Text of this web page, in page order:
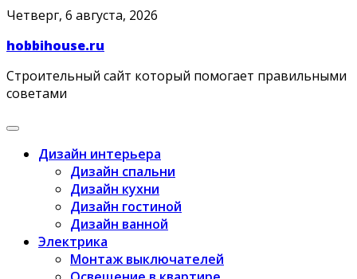
Skip
content
Четверг, 6 августа, 2026
hobbihouse.ru
Строительный сайт который помогает правильными
советами
Дизайн интерьера
Дизайн спальни
Дизайн кухни
Дизайн гостиной
Дизайн ванной
Электрика
Монтаж выключателей